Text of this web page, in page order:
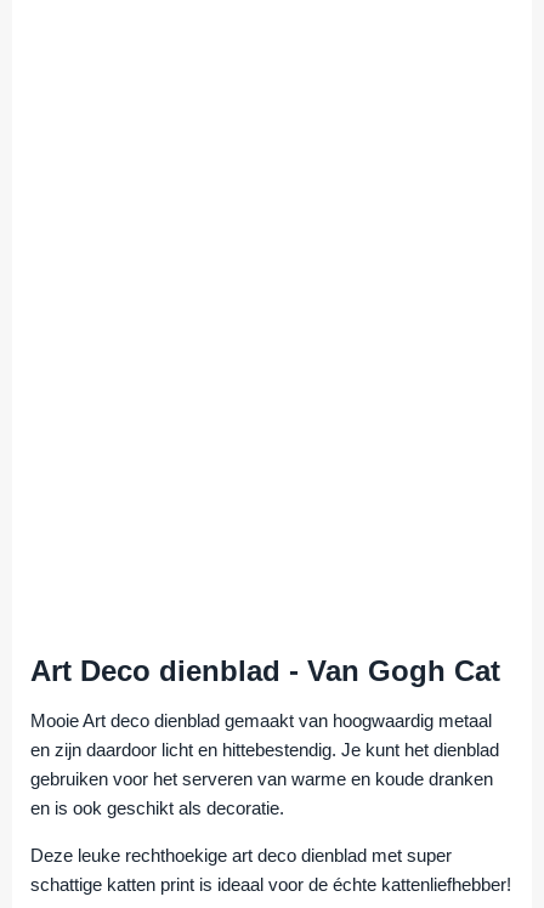
Art Deco dienblad - Van Gogh Cat
Mooie Art deco dienblad gemaakt van hoogwaardig metaal
en zijn daardoor licht en hittebestendig. Je kunt het dienblad
gebruiken voor het serveren van warme en koude dranken
en is ook geschikt als decoratie.
Deze leuke rechthoekige art deco dienblad met super
schattige katten print is ideaal voor de échte kattenliefhebber!